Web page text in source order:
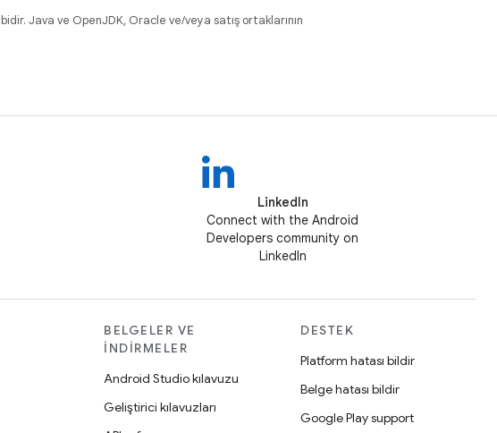
Java ve OpenJDK, Oracle ve/veya satış ortaklarının
LinkedIn
Connect with the Android
Developers community on
LinkedIn
BELGELER VE
İNDIRMELER
Android Studio kılavuzu
Geliştirici kılavuzları
DESTEK
Platform hatası bildir
Belge hatası bildir
Google Play support